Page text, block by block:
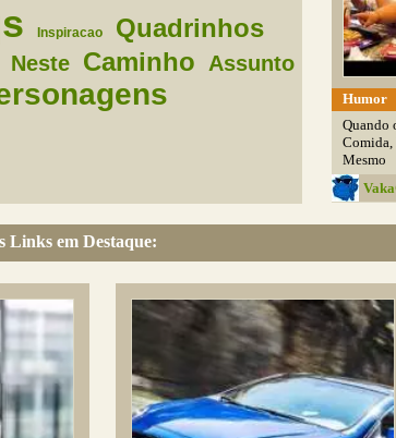
Inspiracao Quadrinhos
Neste Caminho Assunto
Humor
Quando
Comida,
Mesmo
Links em Destaque: